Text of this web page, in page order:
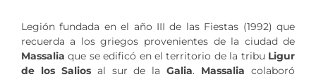
Legión fundada en el año III de las Fiestas (1992) que
recuerda a los griegos provenientes de la ciudad de
Massalia que se edificó en el territorio de la tribu Ligur
de los Saliosal sur de laGalia. Massalia colaboró